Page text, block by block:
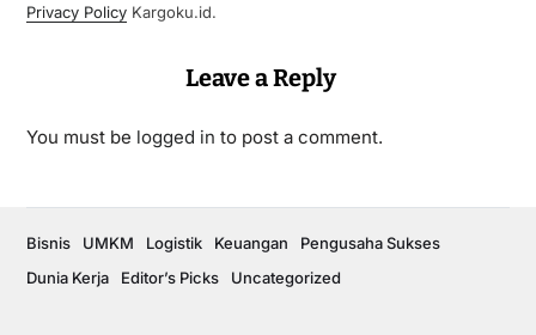
Privacy PolicyKargoku.id.
Leave a Reply
You must be logged in to post a comment.
Bisnis UMKM Logistik Keuangan
Pengusaha Sukses
Dunia Kerja
Editor’s Picks Uncategorized